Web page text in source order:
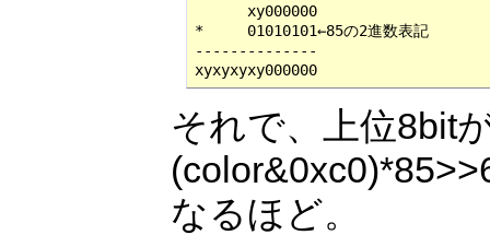
      xy000000
*     01010101←85の2進数表記
--------------
xyxyxyxy000000
それで、上位8bit
なるほど。